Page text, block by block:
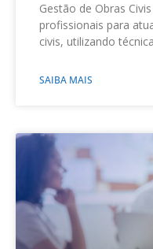
Gestão de Obras
profissionais para
civis, utilizando
SAIBA MAIS